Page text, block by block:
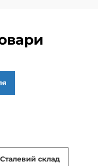
Сталевий склад